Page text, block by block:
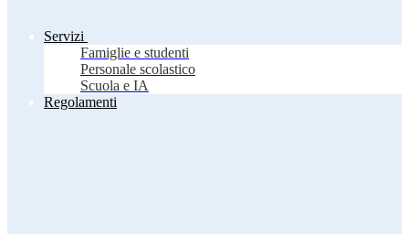
Servizi
Famiglie e studenti
Personale scolastico
Scuola e IA
Regolamenti